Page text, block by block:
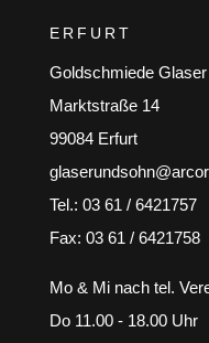
ERFURT
Goldschmiede
Marktstraße 14
99084 Erfurt
Tel.: 03 61 / 6421757
Fax: 03 61 / 6421758
Mo & Mi nach tel.
Do 11.00 - 18.00 Uhr